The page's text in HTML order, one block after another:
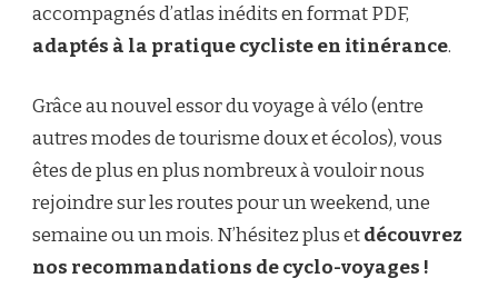
accompagnés d’atlas inédits en format PDF,
adaptés à la pratique cycliste en itinérance.
Grâce au nouvel essor du voyage à vélo (entre
autres modes de tourisme doux et écolos), vous
êtes de plus en plus nombreux à vouloir nous
rejoindre sur les routes pour un weekend, une
semaine ou un mois. N’hésitez plus etdécouvrez
nos recommandations de cyclo-voyages !